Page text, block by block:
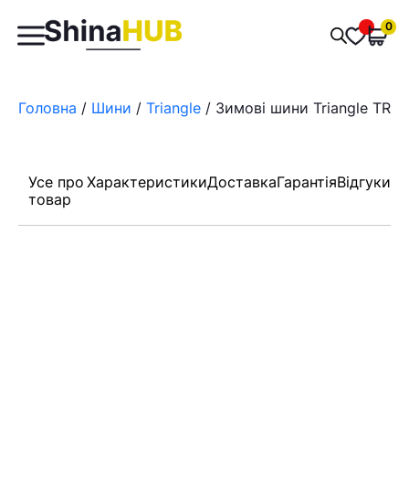
Пошук
товарів
0
Головна / Шини / Triangle / Зимові шини Triangle
Усе про
товар
ХарактеристикиДоставкаГарантіяВідгуки